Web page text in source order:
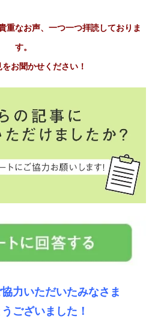
重なお声、一つ一つ拝読しておりま
す。
お聞かせください！
力いただいたみなさま
ございました！